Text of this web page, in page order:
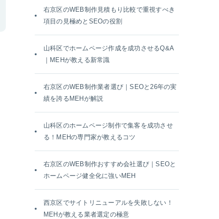
右京区のWEB制作見積もり比較で重視すべき
項目の見極めとSEOの役割
山科区でホームページ作成を成功させるQ&A
｜MEHが教える新常識
右京区のWEB制作業者選び｜SEOと26年の実
績を誇るMEHが解説
山科区のホームページ制作で集客を成功させ
る！MEHの専門家が教えるコツ
右京区のWEB制作おすすめ会社選び｜SEOと
ホームページ健全化に強いMEH
西京区でサイトリニューアルを失敗しない！
MEHが教える業者選定の極意